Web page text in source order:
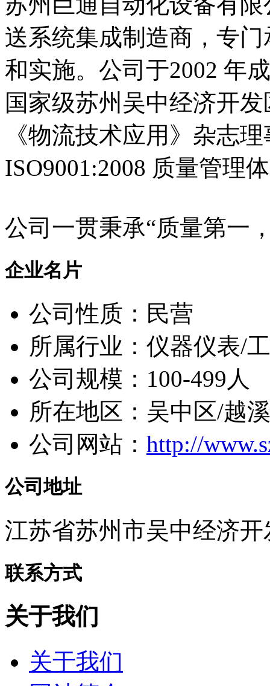
送系统集成制造商，专
和实施。公司于2002 年
国家级苏州吴中经济开
《物流技术应用》杂志
ISO9001:2008 质量管理
公司一贯秉承“质量第一
企业名片
公司性质：民营
所属行业：仪器仪表/
公司规模：100-499人
所在地区：吴中区/越溪
公司网站： http://
公司地址
江苏省苏州市吴中经济
联系方式
关于我们
关于我们